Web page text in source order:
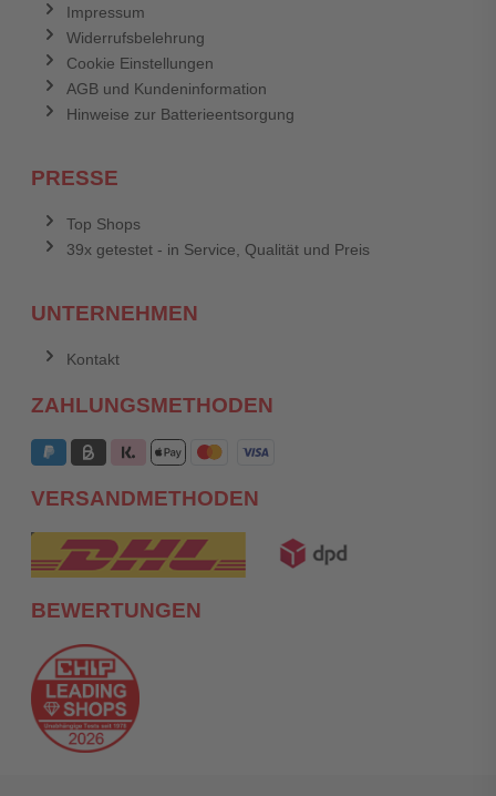
Impressum
Widerrufsbelehrung
Cookie Einstellungen
AGB und Kundeninformation
Hinweise zur Batterieentsorgung
PRESSE
Top Shops
39x getestet - in Service, Qualität und Preis
UNTERNEHMEN
Kontakt
ZAHLUNGSMETHODEN
VERSANDMETHODEN
BEWERTUNGEN